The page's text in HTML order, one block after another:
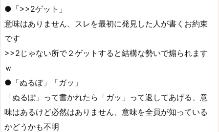
●「>>2ゲット」
意味はありません、スレを最初に発見した人が書くお約束
です
>>2じゃない所で２ゲットすると結構な勢いで煽られます
ｗ
●「ぬるぽ」「ガッ」
「ぬるぽ」って書かれたら「ガッ」って返してあげる、意
味はあるけど必然はありません、意味を全員が知っている
かどうかも不明